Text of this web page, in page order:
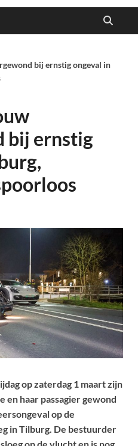
bij ernstig ongeval in
bij ernstig
op zaterdag 1 maart zijn
en haar passagier gewond
op de
in Tilburg. De bestuurder